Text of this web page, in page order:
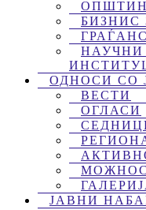
БИЗНИС
НАУЧНИ
ОДНОСИ СО
ВЕСТИ
ОГЛАСИ
ЈАВНИ